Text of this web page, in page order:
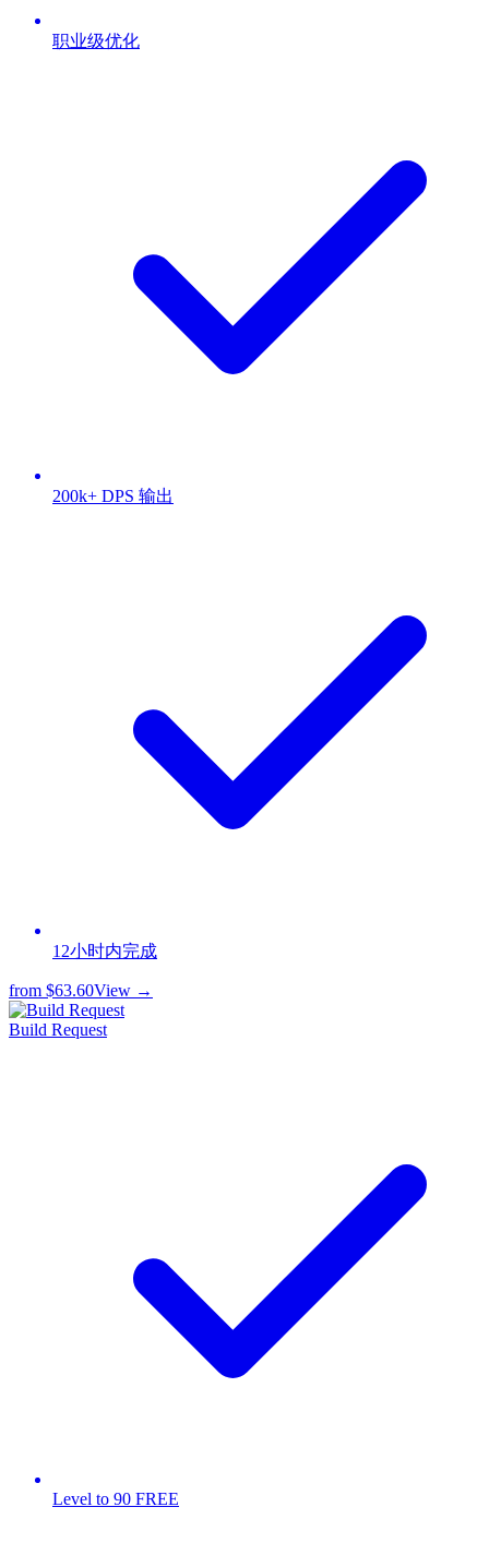
职业级优化
200k+ DPS 输出
12小时内完成
from $63.60View →
Build Request
Level to 90 FREE